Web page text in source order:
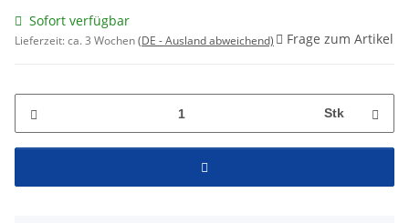
Sofort verfügbar
Lieferzeit:ca. 3 Wochen(DE - Ausland abweichend) Frage zum Artikel
Stk